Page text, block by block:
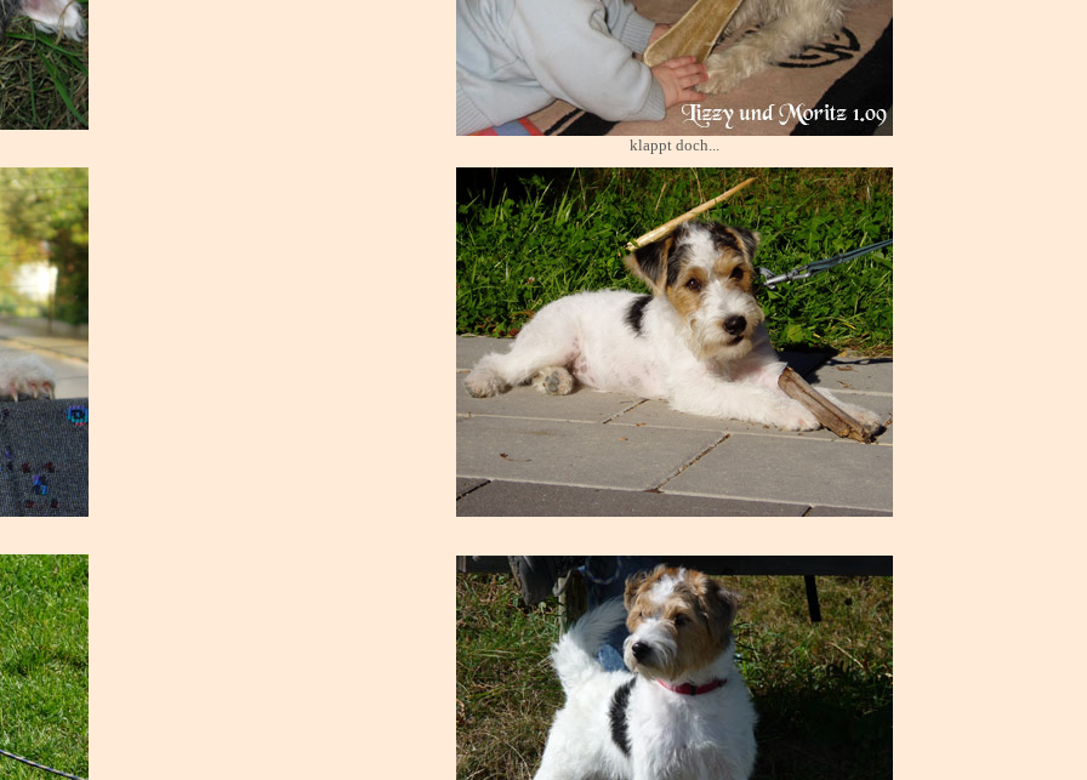
klappt doch...